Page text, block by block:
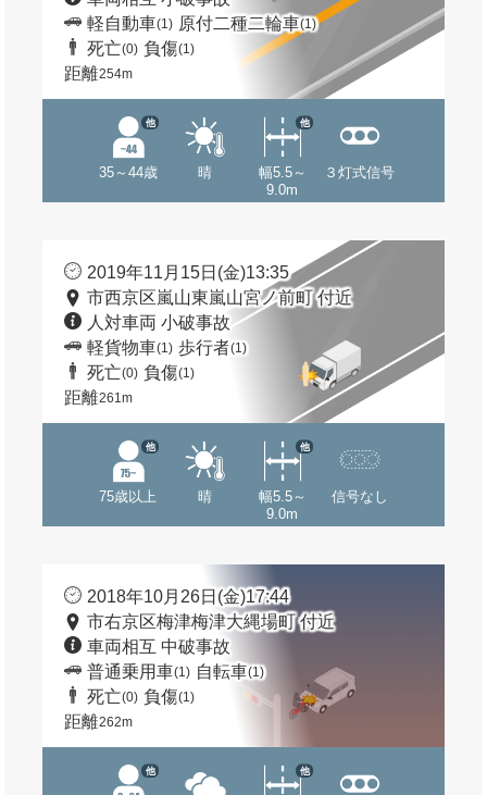
軽自動車(1) 原付二種二輪車(1)
死亡(0) 負傷(1)
距離254m
35～44歳
他
晴
幅5.5～
9.0m
他
３灯式信号
2019年11月15日(金)13:35
市西京区嵐山東嵐山宮ノ前町 付近
人対車両 小破事故
軽貨物車(1) 歩行者(1)
死亡(0) 負傷(1)
距離261m
75歳以上
他
晴
幅5.5～
9.0m
他
信号なし
2018年10月26日(金)17:44
市右京区梅津梅津大縄場町 付近
車両相互 中破事故
普通乗用車(1) 自転車(1)
死亡(0) 負傷(1)
距離262m
他 他